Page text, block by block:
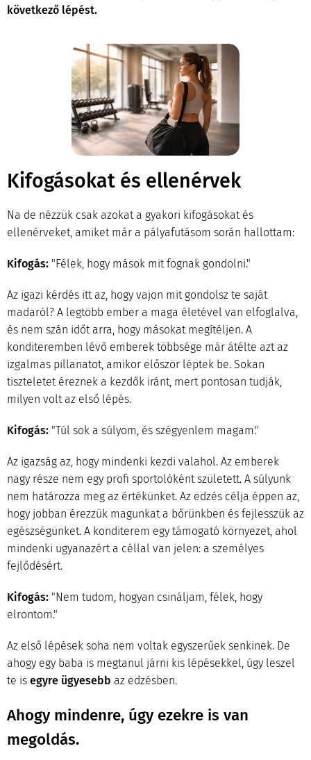
következő lépést.
Kifogásokat és ellenérvek
Na de nézzük csak azokat a gyakori kifogásokat és
ellenérveket, amiket már a pályafutásom során hallottam:
Kifogás: "Félek, hogy mások mit fognak gondolni."
Az igazi kérdés itt az, hogy vajon mit gondolsz te saját
madaról? A legtöbb ember a maga életével van elfoglalva,
és nem szán időt arra, hogy másokat megítéljen. A
konditeremben lévő emberek többsége már átélte azt az
izgalmas pillanatot, amikor először léptek be. Sokan
tiszteletet éreznek a kezdők iránt, mert pontosan tudják,
milyen volt az első lépés.
Kifogás: "Túl sok a súlyom, és szégyenlem magam."
Az igazság az, hogy mindenki kezdi valahol. Az emberek
nagy része nem egy profi sportolóként született. A súlyunk
nem határozza meg az értékünket. Az edzés célja éppen az,
hogy jobban érezzük magunkat a bőrünkben és fejlesszük az
egészségünket. A konditerem egy támogató környezet, ahol
mindenki ugyanazért a céllal van jelen: a személyes
fejlődésért.
Kifogás: "Nem tudom, hogyan csináljam, félek, hogy
elrontom."
Az első lépések soha nem voltak egyszerűek senkinek. De
ahogy egy baba is megtanul járni kis lépésekkel, úgy leszel
te is egyre ügyesebb az edzésben.
Ahogy mindenre, úgy ezekre is van
megoldás.